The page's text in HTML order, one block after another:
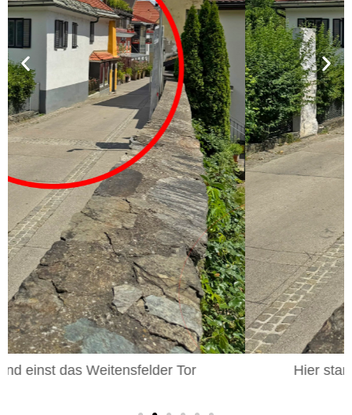
Hier stand einst das Weitensfelder Tor